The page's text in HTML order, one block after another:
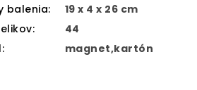
balenia:
19 x 4 x 26 cm
:
44
: magnet,kartón